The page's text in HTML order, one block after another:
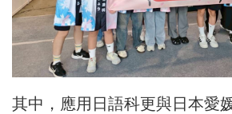
其中，應用日語科更與日本愛